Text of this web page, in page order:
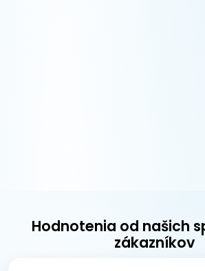
Hodnotenia od našich
zákazníkov